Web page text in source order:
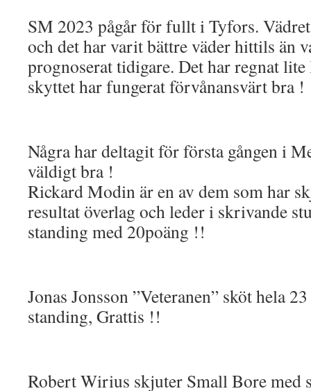
SM 2023 pågår för fullt i Tyfors.
och det har varit bättre väder hittils än
prognoserat tidigare. Det har regnat
skyttet har fungerat förvånansvärt bra !
Några har deltagit för första gången i
väldigt bra !
Rickard Modin är en av dem som har
resultat överlag och leder i skrivande
standing med 20poäng !!
Jonas Jonsson ”Veteranen” sköt hela
standing, Grattis !!
Robert Wirius skjuter Small Bore med